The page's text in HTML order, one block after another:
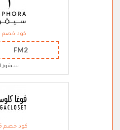
كود خصم 5%
FM2
سيفورا
كود خصم 35%